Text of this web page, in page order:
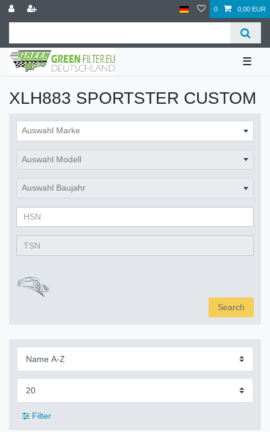
0 0,00 EUR
☰
XLH883 SPORTSTER CUSTOM
Auswahl Marke
Auswahl Modell
Auswahl Baujahr
Search
Filter